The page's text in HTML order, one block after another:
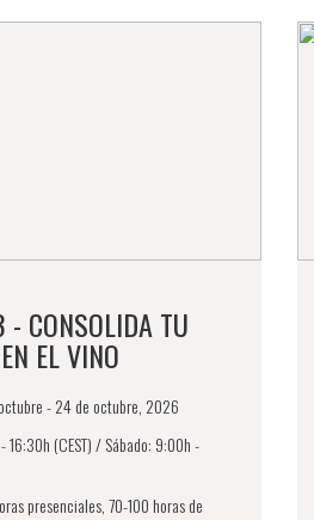
- CONSOLIDA TU
EL VINO
- 24 de octubre, 2026
16:30h (CEST) / Sábado: 9:00h -
presenciales, 70-100 horas de